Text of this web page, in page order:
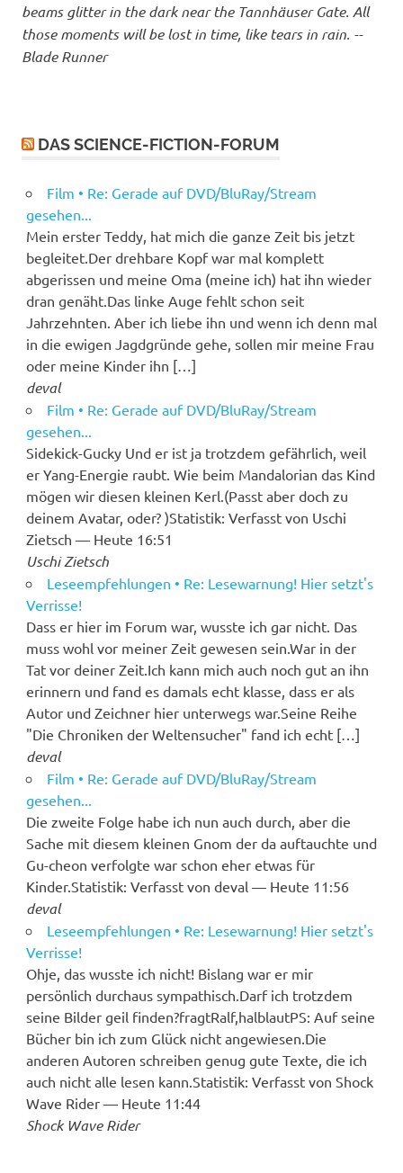
beams glitter in the dark near the Tannhäuser Gate. All
those moments will be lost in time, like tears in rain. --
Blade Runner
DAS SCIENCE-FICTION-FORUM
Film • Re: Gerade auf DVD/BluRay/Stream
gesehen...
Mein erster Teddy, hat mich die ganze Zeit bis jetzt
begleitet.Der drehbare Kopf war mal komplett
abgerissen und meine Oma (meine ich) hat ihn wieder
dran genäht.Das linke Auge fehlt schon seit
Jahrzehnten. Aber ich liebe ihn und wenn ich denn mal
in die ewigen Jagdgründe gehe, sollen mir meine Frau
oder meine Kinder ihn […]
deval
Film • Re: Gerade auf DVD/BluRay/Stream
gesehen...
Sidekick-Gucky Und er ist ja trotzdem gefährlich, weil
er Yang-Energie raubt. Wie beim Mandalorian das Kind
mögen wir diesen kleinen Kerl.(Passt aber doch zu
deinem Avatar, oder? )Statistik: Verfasst von Uschi
Zietsch — Heute 16:51
Uschi Zietsch
Leseempfehlungen • Re: Lesewarnung! Hier setzt's
Verrisse!
Dass er hier im Forum war, wusste ich gar nicht. Das
muss wohl vor meiner Zeit gewesen sein.War in der
Tat vor deiner Zeit.Ich kann mich auch noch gut an ihn
erinnern und fand es damals echt klasse, dass er als
Autor und Zeichner hier unterwegs war.Seine Reihe
"Die Chroniken der Weltensucher" fand ich echt […]
deval
Film • Re: Gerade auf DVD/BluRay/Stream
gesehen...
Die zweite Folge habe ich nun auch durch, aber die
Sache mit diesem kleinen Gnom der da auftauchte und
Gu-cheon verfolgte war schon eher etwas für
Kinder.Statistik: Verfasst von deval — Heute 11:56
deval
Leseempfehlungen • Re: Lesewarnung! Hier setzt's
Verrisse!
Ohje, das wusste ich nicht! Bislang war er mir
persönlich durchaus sympathisch.Darf ich trotzdem
seine Bilder geil finden?fragtRalf,halblautPS: Auf seine
Bücher bin ich zum Glück nicht angewiesen.Die
anderen Autoren schreiben genug gute Texte, die ich
auch nicht alle lesen kann.Statistik: Verfasst von Shock
Wave Rider — Heute 11:44
Shock Wave Rider